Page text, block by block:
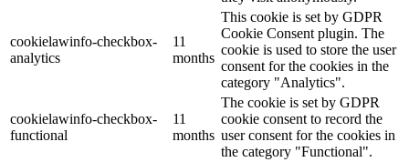
cookielawinfo-checkbox-
analytics
11
months
This cookie is set by GDPR
Cookie Consent plugin. The
cookie is used to store the user
consent for the cookies in the
category "Analytics".
cookielawinfo-checkbox-
functional
11
months
The cookie is set by GDPR
cookie consent to record the
user consent for the cookies in
the category "Functional".